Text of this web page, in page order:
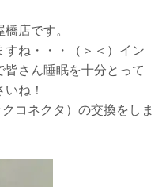
店です。
ね・・・（＞＜）イン
さん睡眠を十分とって
ね！
コネクタ）の交換をしま